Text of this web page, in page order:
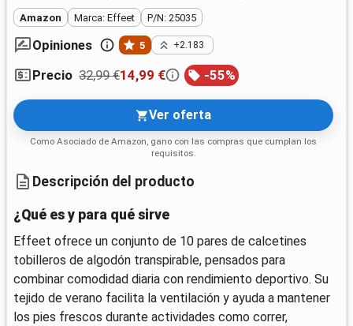
Amazon Marca: Effeet P/N: 25035
Opiniones 5 +2.183
Precio 32,99 €14,99 € -55%
Ver oferta
Como Asociado de Amazon, gano con las compras que cumplan los
requisitos.
Descripción del producto
¿Qué es y para qué sirve
Effeet ofrece un conjunto de 10 pares de calcetines
tobilleros de algodón transpirable, pensados para
combinar comodidad diaria con rendimiento deportivo. Su
tejido de verano facilita la ventilación y ayuda a mantener
los pies frescos durante actividades como correr,